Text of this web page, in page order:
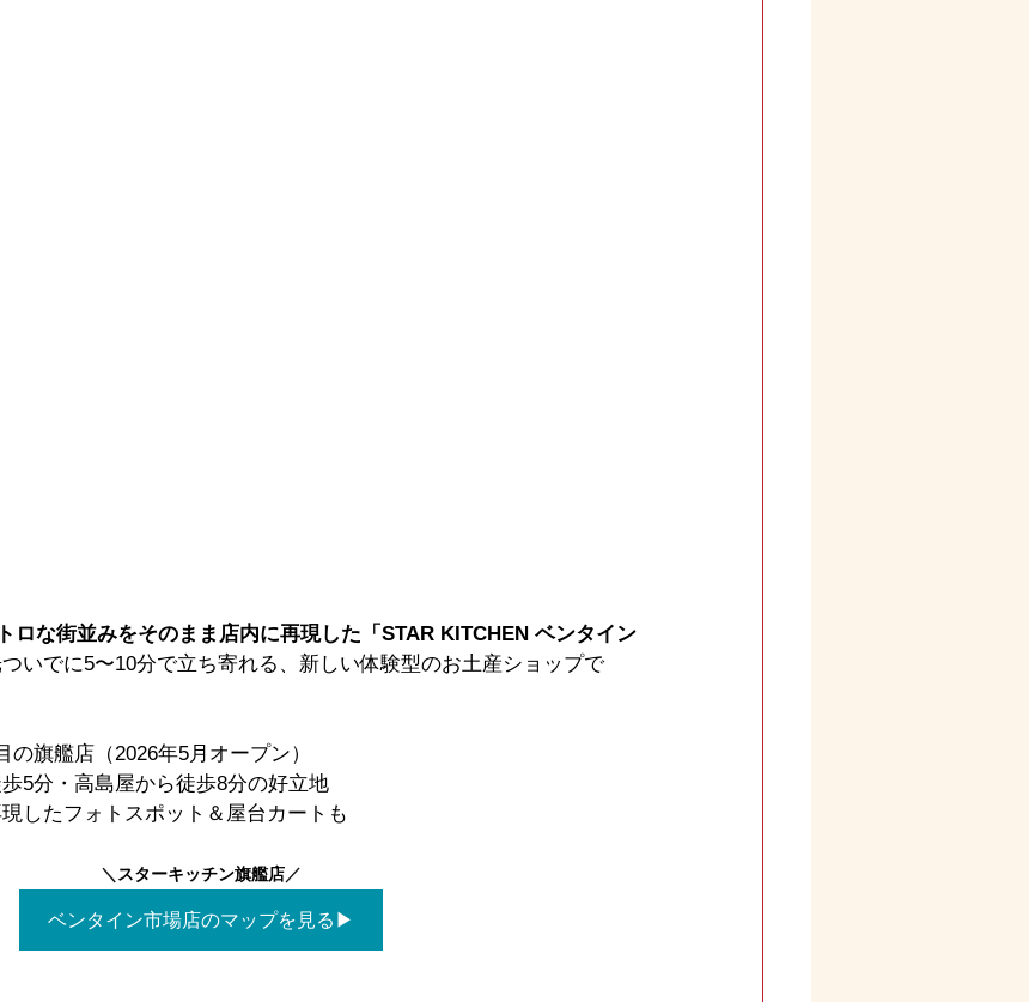
ロな街並みをそのまま店内に再現した「STAR KITCHEN ベンタイン
ついでに5〜10分で立ち寄れる、新しい体験型のお土産ショップで
の旗艦店（2026年5月オープン）
5分・高島屋から徒歩8分の好立地
したフォトスポット＆屋台カートも
＼ スターキッチン旗艦店／
ベンタイン市場店のマップを見る▶